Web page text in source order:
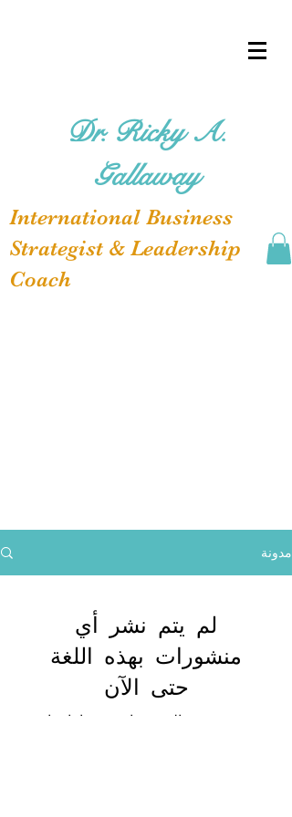
Dr. Ricky A.
Gallaway
International Business
Strategist & Leadership
Coach
مدونة
لم يتم نشر أي
منشورات بهذه اللغة
حتى الآن
بمجرد نشر المنشورات، ستراها هنا.